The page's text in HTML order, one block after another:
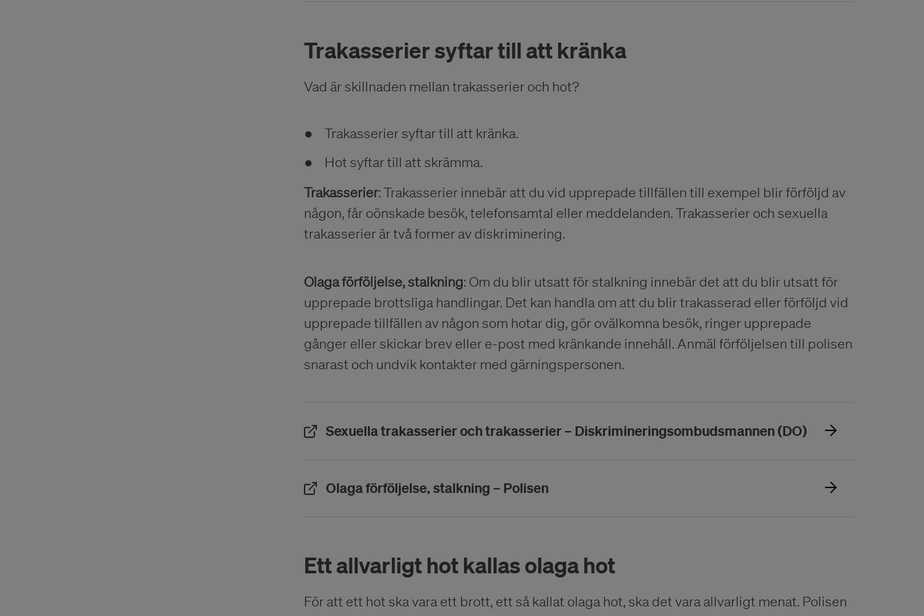
Trakasserier syftar till att kränka
Vad är skillnaden mellan trakasserier och hot?
Trakasserier syftar till att kränka.
Hot syftar till att skrämma.
Trakasserier: Trakasserier innebär att du vid upprepade tillfällen till exempel blir förföljd av
någon, får oönskade besök, telefonsamtal eller meddelanden. Trakasserier och sexuella
trakasserier är två former av diskriminering.
Olaga förföljelse, stalkning: Om du blir utsatt för stalkning innebär det att du blir utsatt för
upprepade brottsliga handlingar. Det kan handla om att du blir trakasserad eller förföljd vid
upprepade tillfällen av någon som hotar dig, gör ovälkomna besök, ringer upprepade
gånger eller skickar brev eller e-post med kränkande innehåll. Anmäl förföljelsen till polisen
snarast och undvik kontakter med gärningspersonen.
Sexuella trakasserier och trakasserier – Diskrimineringsombudsmannen (DO)(Öppnas i ett nytt
Olaga förföljelse, stalkning – Polisen(Öppnas i ett nytt fönster)
Ett allvarligt hot kallas olaga hot
För att ett hot ska vara ett brott, ett så kallat olaga hot, ska det vara allvarligt menat. Polisen